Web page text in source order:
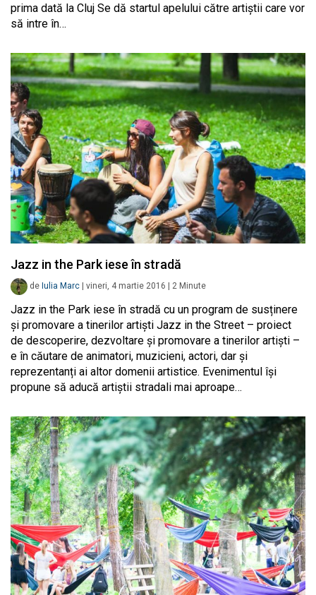
prima dată la Cluj Se dă startul apelului către artiștii care vor
să intre în…
Jazz in the Park iese în stradă
de Iulia Marc | vineri, 4 martie 2016 | 2 Minute
Jazz in the Park iese în stradă cu un program de susținere
și promovare a tinerilor artiști Jazz in the Street – proiect
de descoperire, dezvoltare și promovare a tinerilor artiști –
e în căutare de animatori, muzicieni, actori, dar și
reprezentanți ai altor domenii artistice. Evenimentul își
propune să aducă artiștii stradali mai aproape…